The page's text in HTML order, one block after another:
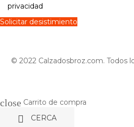
privacidad
Solicitar desistimiento
© 2022 Calzadosbroz.com. Todos
close Carrito de compra
 CERCA